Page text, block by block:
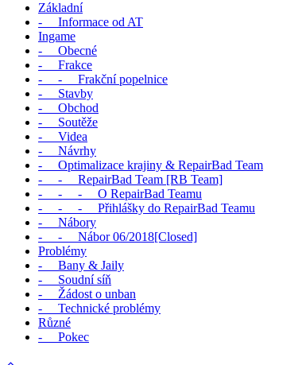
Základní
- Informace od AT
Ingame
- Obecné
- Frakce
- - Frakční popelnice
- Stavby
- Obchod
- Soutěže
- Videa
- Návrhy
- Optimalizace krajiny & RepairBad Team
- - RepairBad Team [RB Team]
- - - O RepairBad Teamu
- - - Přihlášky do RepairBad Teamu
- Nábory
- - Nábor 06/2018[Closed]
Problémy
- Bany & Jaily
- Soudní síň
- Žádost o unban
- Technické problémy
Různé
- Pokec